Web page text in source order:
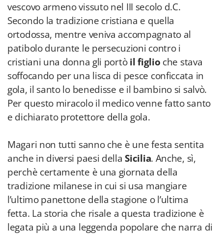
vescovo armeno vissuto nel III secolo d.C.
Secondo la tradizione cristiana e quella
ortodossa, mentre veniva accompagnato al
patibolo durante le persecuzioni contro i
cristiani una donna gli portòil figlio che stava
soffocando per una lisca di pesce conficcata in
gola, il santo lo benedisse e il bambino si salvò.
Per questo miracolo il medico venne fatto santo
e dichiarato protettore della gola.
Magari non tutti sanno che è une festa sentita
anche in diversi paesi dellaSicilia. Anche, sì,
perchè certamente è una giornata della
tradizione milanese in cui si usa mangiare
l’ultimo panettone della stagione o l’ultima
fetta. La storia che risale a questa tradizione è
legata più a una leggenda popolare che narra di